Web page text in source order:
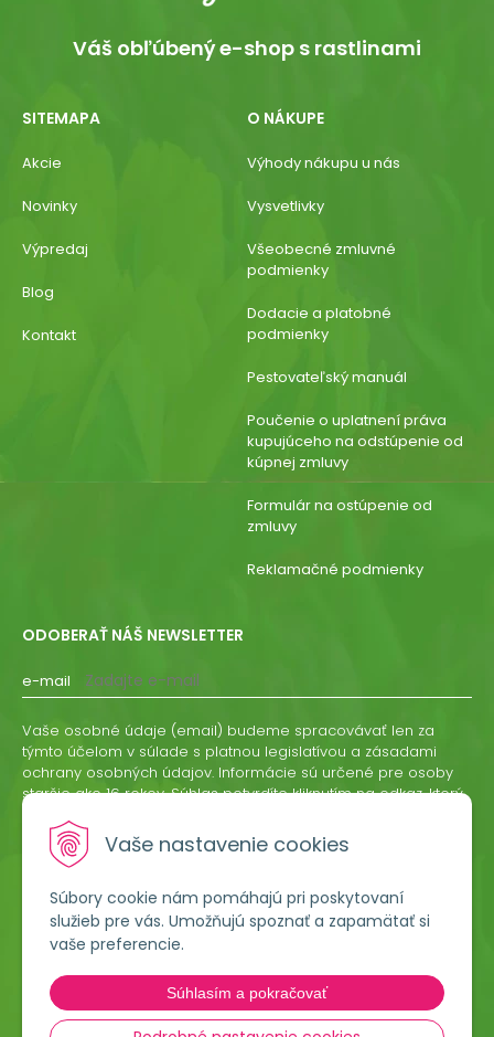
Vaše nastavenie cookies
Súbory cookie nám pomáhajú pri poskytovaní
služieb pre vás. Umožňujú spoznať a zapamätať si
vaše preferencie.
Súhlasím a pokračovať
Lumigreen, s.r.o.
Hradská 535
Váš obľúbený e-shop s rastlinami
SITEMAPA
Akcie
Novinky
Výpredaj
Blog
Kontakt
O NÁKUPE
Výhody nákupu u nás
Vysvetlivky
Všeobecné zmluvné
podmienky
Dodacie a platobné
podmienky
Pestovateľský manuál
Poučenie o uplatnení práva
kupujúceho na odstúpenie od
kúpnej zmluvy
Formulár na ostúpenie od
zmluvy
Reklamačné podmienky
ODOBERAŤ NÁŠ NEWSLETTER
e-mail
ODOBERAŤ
Vaše osobné údaje (email) budeme spracovávať len za
týmto účelom v súlade s platnou legislatívou a zásadami
ochrany osobných údajov. Informácie sú určené pre osoby
staršie ako 16 rokov. Súhlas potvrdíte kliknutím na odkaz, ktorý
odvolať písomne, emailom alebo kliknutím na odkaz z
ktoréhokoľvek informačného emailu.